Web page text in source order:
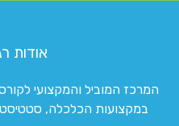
אודות
במקצועות הכלכלה,